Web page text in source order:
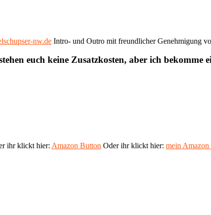
nw.de Intro- und Outro mit freundlicher Genehmigung
euch keine Zusatzkosten, aber ich bekomme
ihr klickt hier: Amazon Button Oder ihr klickt hier: mein Amazon